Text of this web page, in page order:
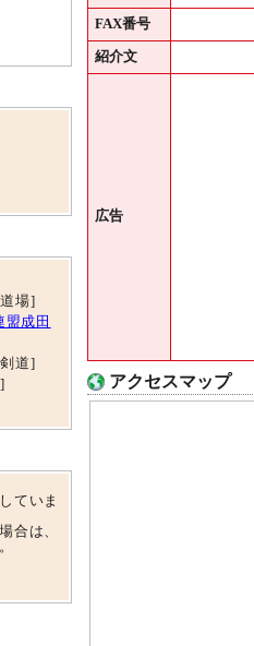
FAX番号
紹介文
広告
アクセスマップ
場]
成田
道]
ていま
合は、